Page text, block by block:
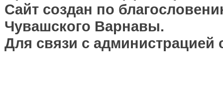
Сайт создан по
Чувашского Варнавы.
Для связи с администрацией